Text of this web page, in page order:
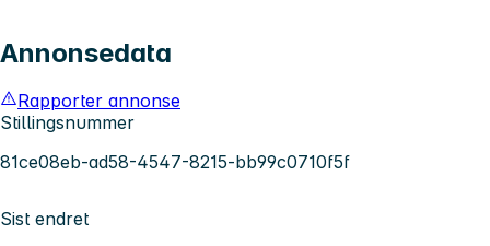
Annonsedata
Rapporter annonse
Stillingsnummer
81ce08eb-ad58-4547-8215-bb99c0710f5f
Sist endret